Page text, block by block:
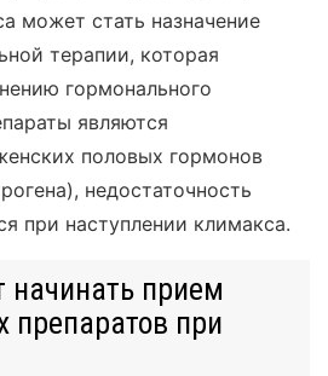
может стать назначение
терапии, которая
гормонального
являются
половых гормонов
недостаточность
при наступлении климакса.
начинать прием
препаратов при